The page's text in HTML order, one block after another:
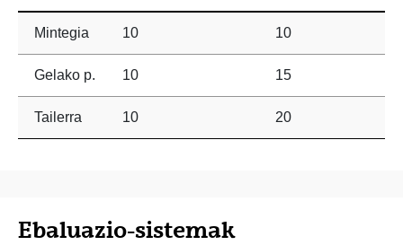
Mintegia 10 10
Gelako p. 10 15
Tailerra 10 20
Ebaluazio-sistemak